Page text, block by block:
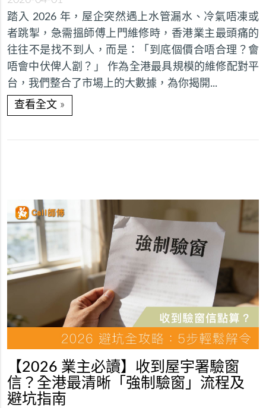
踏入 2026 年，屋企突然遇上水管漏水、冷氣唔凍或
者跳掣，急需搵師傅上門維修時，香港業主最頭痛的
往往不是找不到人，而是：「到底個價合唔合理？會
唔會中伏俾人劏？」 作為全港最具規模的維修配對平
台，我們整合了市場上的大數據，為你揭開...
查看全文 »
【2026 業主必讀】收到屋宇署驗窗
信？全港最清晰「強制驗窗」流程及
避坑指南